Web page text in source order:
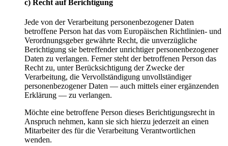
c) Recht auf Berichtigung
Jede von der Verarbeitung personenbezogener Daten
betroffene Person hat das vom Europäischen Richtlinien- und
Verordnungsgeber gewährte Recht, die unverzügliche
Berichtigung sie betreffender unrichtiger personenbezogener
Daten zu verlangen. Ferner steht der betroffenen Person das
Recht zu, unter Berücksichtigung der Zwecke der
Verarbeitung, die Vervollständigung unvollständiger
personenbezogener Daten — auch mittels einer ergänzenden
Erklärung — zu verlangen.
Möchte eine betroffene Person dieses Berichtigungsrecht in
Anspruch nehmen, kann sie sich hierzu jederzeit an einen
Mitarbeiter des für die Verarbeitung Verantwortlichen
wenden.